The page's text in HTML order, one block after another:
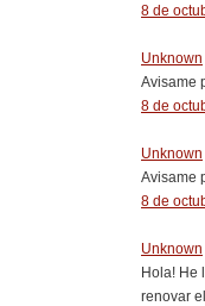
8 de
Unknown
Avisame
8 de
Unknown
Avisame
8 de
Unknown
Hola! He
renovar